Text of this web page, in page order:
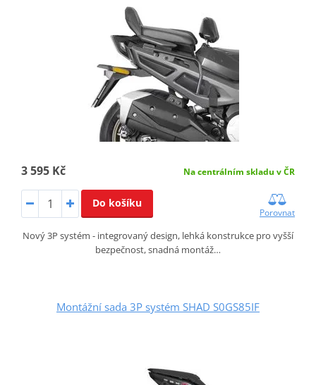
3 595 Kč Na centrálním skladu v ČR
Do košíku
Porovnat
Nový 3P systém - integrovaný design, lehká konstrukce pro vyšší
bezpečnost, snadná montáž…
Montážní sada 3P systém SHAD S0GS85IF